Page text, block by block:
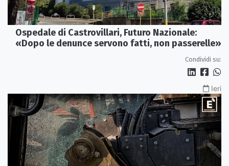
Ospedale di Castrovillari, Futuro Nazionale:
«Dopo le denunce servono fatti, non passerelle»
Condividi su:
Ieri